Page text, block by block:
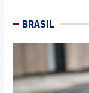
BRASIL